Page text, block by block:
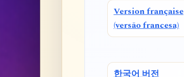
Version française
(versão francesa)
한국어 버전